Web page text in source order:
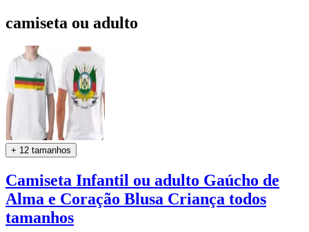
camiseta ou adulto
+ 12 tamanhos
Camiseta Infantil ou adulto Gaúcho de
Alma e Coração Blusa Criança todos
tamanhos